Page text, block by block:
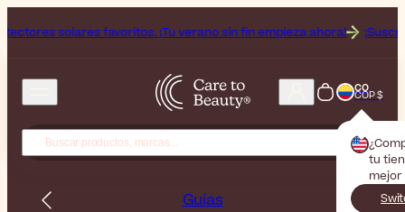
¡Tu verano sin fin empieza ahora! ¡Suscríbete a nuestro
CO
COP $
tu
Guías